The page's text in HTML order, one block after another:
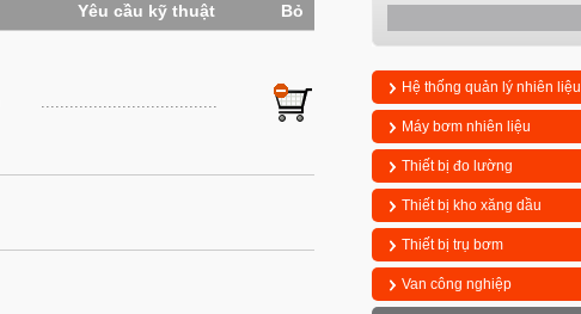
Hệ thống quản lý nhiên liệu
Máy bơm nhiên liệu
Thiết bị đo lường
Thiết bị kho xăng dầu
Thiết bị trụ bơm
Van công nghiệp
Yêu cầu kỹ thuật Bỏ